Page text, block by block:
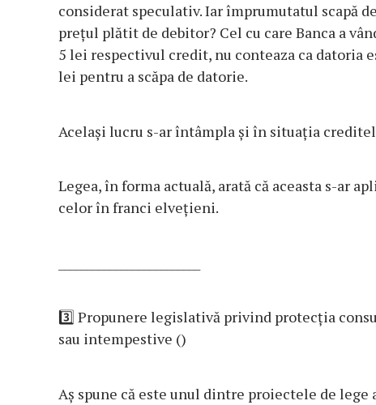
considerat speculativ. Iar împrumutatul scapă
prețul plătit de debitor? Cel cu care Banca a
5 lei respectivul credit, nu conteaza ca datoria
lei pentru a scăpa de datorie.
Același lucru s-ar întâmpla și în situația
Legea, în forma actuală, arată că aceasta s-ar
celor în franci elvețieni.
3️⃣ Propunere legislativă privind protecția
sau intempestive ()
Aș spune că este unul dintre proiectele de lege